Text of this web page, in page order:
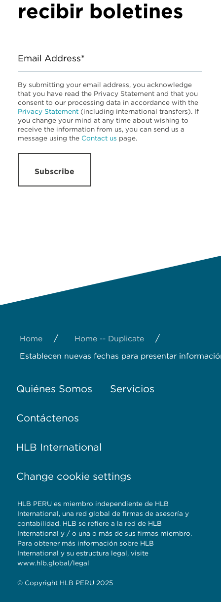
recibir boletines
Email Address*
By submitting your email address, you acknowledge
that you have read the Privacy Statement and that you
consent to our processing data in accordance with the
Privacy Statement (including international transfers). If
you change your mind at any time about wishing to
receive the information from us, you can send us a
message using the Contact us page.
Subscribe
Home / Home -- Duplicate /
Establecen nuevas fechas para presentar
Quiénes Somos Servicios
Contáctenos
HLB International
Change cookie settings
HLB PERU es miembro independiente de HLB
International, una red global de firmas de asesoría y
contabilidad. HLB se refiere a la red de HLB
International y / o una o más de sus firmas miembro.
Para obtener más información sobre HLB
International y su estructura legal, visite
www.hlb.global/legal
© Copyright HLB PERU 2025